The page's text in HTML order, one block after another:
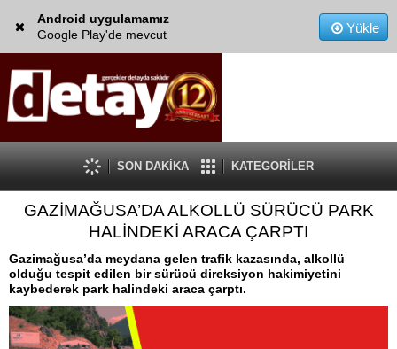
Android uygulamamız
Google Play'de mevcut
Yükle
SON DAKİKA KATEGORİLER
GAZİMAĞUSA’DA ALKOLLÜ SÜRÜCÜ PARK
HALİNDEKİ ARACA ÇARPTI
Gazimağusa’da meydana gelen trafik kazasında, alkollü
olduğu tespit edilen bir sürücü direksiyon hakimiyetini
kaybederek park halindeki araca çarptı.